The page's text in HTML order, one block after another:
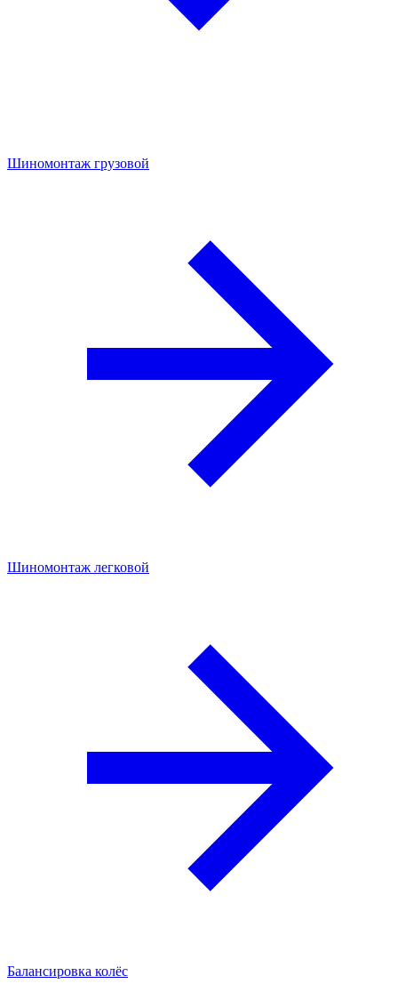
Шиномонтаж грузовой
Шиномонтаж легковой
Балансировка колёс